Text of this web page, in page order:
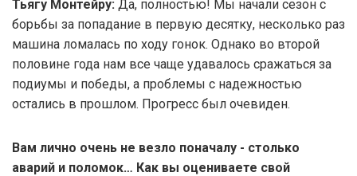
Тьягу Монтейру: Да, полностью! Мы начали сезон с
борьбы за попадание в первую десятку, несколько раз
машина ломалась по ходу гонок. Однако во второй
половине года нам все чаще удавалось сражаться за
подиумы и победы, а проблемы с надежностью
остались в прошлом. Прогресс был очевиден.
Вам лично очень не везло поначалу - столько
аварий и поломок… Как вы оцениваете свой